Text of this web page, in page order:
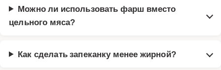
Можно ли использовать фарш вместо
цельного мяса?
Как сделать запеканку менее жирной?